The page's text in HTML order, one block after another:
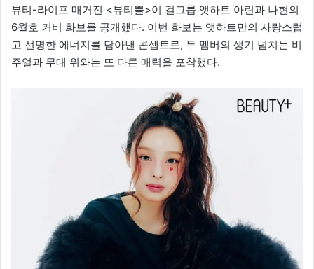
뷰티-라이프 매거진 <뷰티쁠>이 걸그룹 앳하트 아린과 나현의
6월호 커버 화보를 공개했다. 이번 화보는 앳하트만의 사랑스럽
고 선명한 에너지를 담아낸 콘셉트로, 두 멤버의 생기 넘치는 비
주얼과 무대 위와는 또 다른 매력을 포착했다.